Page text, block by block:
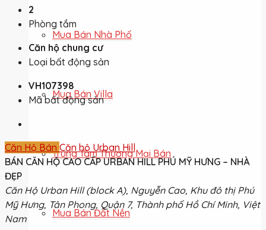
Mua Bán Nhà Phố
Mua Bán Villa
Trung Tâm Thương Mại Bán
Mua Bán Đất Nền
2
Phòng tắm
Căn hộ chung cư
Loại bất động sản
VH107398
Mã bất động sản
Căn Hộ Bán Căn hộ Urban Hill
BÁN CĂN HỘ CAO CẤP URBAN HILL PHÚ MỸ HƯNG – NHÀ
ĐẸP
Căn Hộ Urban Hill (block A), Nguyễn Cao, Khu đô thị Phú
Mỹ Hưng, Tân Phong, Quận 7, Thành phố Hồ Chí Minh, Việt
Nam